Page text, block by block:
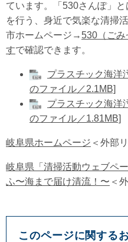
ています。「530さんぽ」
を行う、身近で気楽な清掃
市ホームページ→ 530（ごみ
すで確認できます。
プラスチック海洋
のファイル／2.1MB]
プラスチック海洋
のファイル／1.81MB]
岐阜県ホームページ ＜外部
岐阜県「清掃活動ウェブペ
ふ〜海まで届け清流！〜 ＜
このページに関する